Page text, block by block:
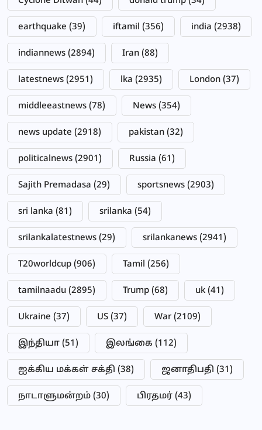
earthquake (39) iftamil (356) india (2938)
indiannews (2894) Iran (88)
latestnews (2951) lka (2935) London (37)
middleeastnews (78) News (354)
news update (2918) pakistan (32)
politicalnews (2901) Russia (61)
Sajith Premadasa (29) sportsnews (2903)
sri lanka (81) srilanka (54)
srilankalatestnews (29) srilankanews (2941)
T20worldcup (906) Tamil (256)
tamilnaadu (2895) Trump (68) uk (41)
Ukraine (37) US (37) War (2109)
இந்தியா (51) இலங்கை (112)
ஐக்கிய மக்கள் சக்தி (38) ஜனாதிபதி (31)
நாடாளுமன்றம் (30) பிரதமர் (43)